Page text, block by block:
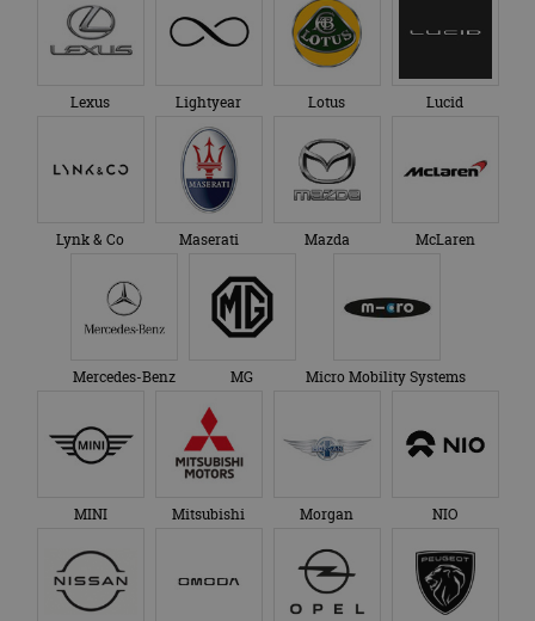
Lexus Lightyear Lotus Lucid
Lynk & Co Maserati Mazda McLaren
Mercedes-Benz MG Micro Mobility Systems
MINI Mitsubishi Morgan NIO